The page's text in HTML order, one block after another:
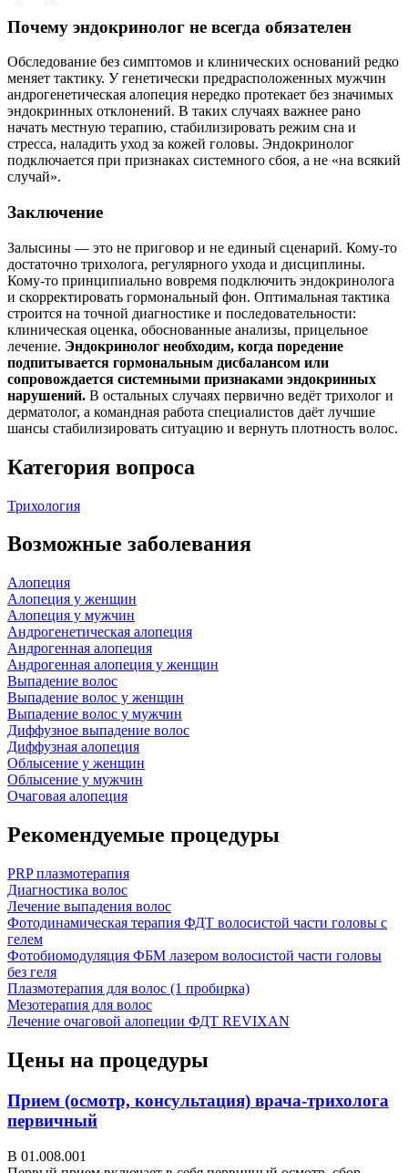
Почему эндокринолог не всегда обязателен
Обследование без симптомов и клинических оснований редко
меняет тактику. У генетически предрасположенных мужчин
андрогенетическая алопеция нередко протекает без значимых
эндокринных отклонений. В таких случаях важнее рано
начать местную терапию, стабилизировать режим сна и
стресса, наладить уход за кожей головы. Эндокринолог
подключается при признаках системного сбоя, а не «на всякий
случай».
Заключение
Залысины — это не приговор и не единый сценарий. Кому‑то
достаточно трихолога, регулярного ухода и дисциплины.
Кому‑то принципиально вовремя подключить эндокринолога
и скорректировать гормональный фон. Оптимальная тактика
строится на точной диагностике и последовательности:
клиническая оценка, обоснованные анализы, прицельное
лечение. Эндокринолог необходим, когда поредение
подпитывается гормональным дисбалансом или
сопровождается системными признаками эндокринных
нарушений. В остальных случаях первично ведёт трихолог и
дерматолог, а командная работа специалистов даёт лучшие
шансы стабилизировать ситуацию и вернуть плотность волос.
Категория вопроса
Трихология
Возможные заболевания
Алопеция
Алопеция у женщин
Алопеция у мужчин
Андрогенетическая алопеция
Андрогенная алопеция
Андрогенная алопеция у женщин
Выпадение волос
Выпадение волос у женщин
Выпадение волос у мужчин
Диффузное выпадение волос
Диффузная алопеция
Облысение у женщин
Облысение у мужчин
Очаговая алопеция
Рекомендуемые процедуры
PRP плазмотерапия
Диагностика волос
Лечение выпадения волос
Фотодинамическая терапия ФДТ волосистой части головы с
гелем
Фотобиомодуляция ФБМ лазером волосистой части головы
без геля
Плазмотерапия для волос (1 пробирка)
Мезотерапия для волос
Лечение очаговой алопеции ФДТ REVIXAN
Цены на процедуры
Прием (осмотр, консультация) врача-трихолога
первичный
В 01.008.001